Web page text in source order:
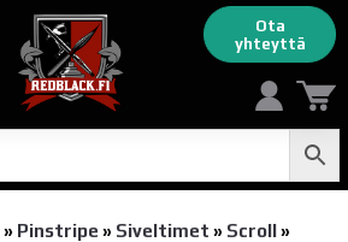
Ota
yhteyttä
» Pinstripe » Siveltimet » Scroll»